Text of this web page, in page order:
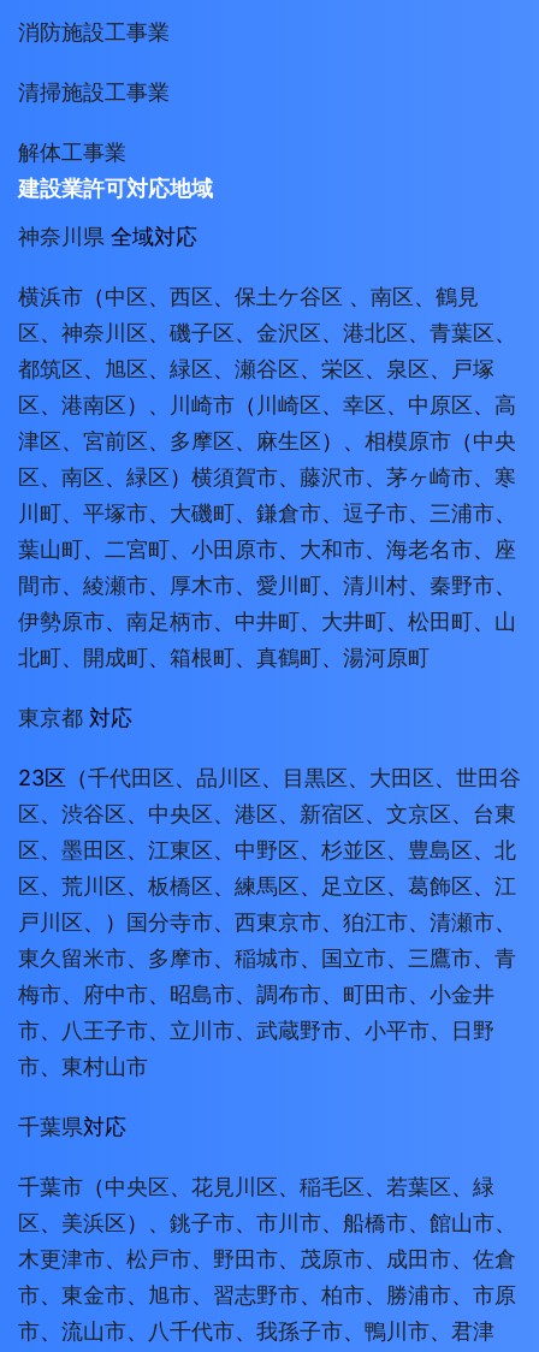
消防施設工事業
清掃施設工事業
解体工事業
建設業許可対応地域
神奈川県 全域対応
横浜市 （中区、 西区、 保土ケ谷区 、 南区、 鶴見
区、 神奈川区、 磯子区、 金沢区、 港北区、 青葉区、
都筑区、 旭区、 緑区、 瀬谷区、 栄区、 泉区、
戸塚
区、 港南区）、 川崎市 （ 川崎区、 幸区、 中原区、 高
津区、 宮前区、 多摩区、 麻生区）、 相模原市 （中央
区、 南区、 緑区） 横須賀市、 藤沢市、 茅ヶ崎市、 寒
川町、 平塚市、 大磯町、 鎌倉市、 逗子市、 三浦市、
葉山町、 二宮町、 小田原市、 大和市、 海老名市、 座
間市、 綾瀬市、 厚木市、 愛川町、 清川村、 秦野市、
伊勢原市、 南足柄市、 中井町、 大井町、 松田町、 山
北町、 開成町、 箱根町、 真鶴町、 湯河原町
東京都 対応
23区（千代田区、 品川区、 目黒区、 大田区、 世田谷
区、 渋谷区、 中央区、 港区、 新宿区、 文京区、 台東
区、 墨田区、 江東区、 中野区、 杉並区、 豊島区、 北
区、 荒川区、 板橋区、 練馬区、 足立区、 葛飾区、 江
戸川区、） 国分寺市、 西東京市、 狛江市、 清瀬市、
東久留米市、 多摩市、 稲城市、 国立市、 三鷹市、 青
梅市、 府中市、 昭島市、 調布市、 町田市、 小金井
市、 八王子市、 立川市、 武蔵野市、 小平市、 日野
市、 東村山市
千葉県対応
千葉市 （中央区、 花見川区、 稲毛区、 若葉区、 緑
区、 美浜区）、 銚子市、 市川市、 船橋市、 館山市、
木更津市、 松戸市、 野田市、 茂原市、 成田市、 佐倉
市、 東金市、 旭市、 習志野市、 柏市、 勝浦市、 市原
市、 流山市、 八千代市、 我孫子市、 鴨川市、 君津